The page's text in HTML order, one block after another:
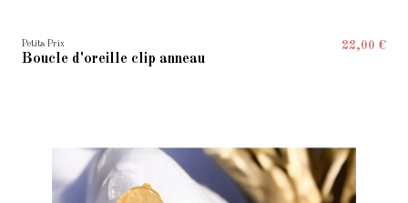
Petits Prix
Boucle d'oreille clip anneau
22,00 €